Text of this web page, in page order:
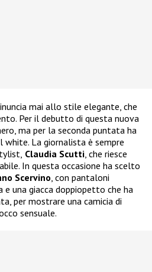
mai allo stile elegante, che
Per il debutto di questa nuova
ma per la seconda puntata ha
La giornalista è sempre
Claudia Scutti , che riesce
In questa occasione ha scelto
Scervino , con pantaloni
una giacca doppiopetto che ha
per mostrare una camicia di
sensuale.